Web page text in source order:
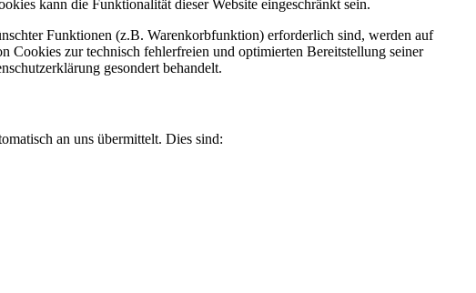
kann die Funktionalität dieser Website eingeschränkt sein.
Funktionen (z.B. Warenkorbfunktion) erforderlich sind, werden auf
Cookies zur technisch fehlerfreien und optimierten Bereitstellung seiner
gesondert behandelt.
an uns übermittelt. Dies sind: